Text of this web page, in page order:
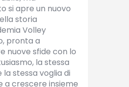
si apre un nuovo
storia
Volley
pronta a
nuove sfide con lo
la stessa
la stessa voglia di
a crescere insieme